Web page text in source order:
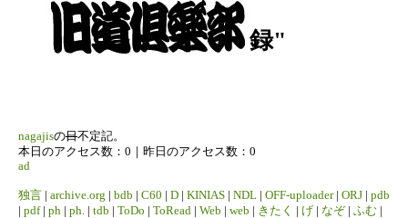
録"
nagajisの日不定記。
本日のアクセス数：0｜昨日のアクセス数：0
ad
独言 | archive.org | bdb | C60 | D | KINIAS | NDL | OFF-uploader| ORJ | pdb
| pdf| ph | ph. | tdb | ToDo | ToRead | Web | web | きたく | げ | なぞ| ふむ |